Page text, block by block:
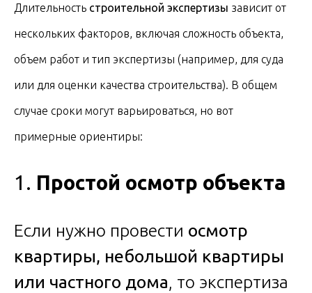
Длительность строительной экспертизы зависит от
нескольких факторов, включая сложность объекта,
объем работ и тип экспертизы (например, для суда
или для оценки качества строительства). В общем
случае сроки могут варьироваться, но вот
примерные ориентиры:
1. Простой осмотр объекта
Если нужно провести осмотр
квартиры, небольшой квартиры
или частного дома, то экспертиза